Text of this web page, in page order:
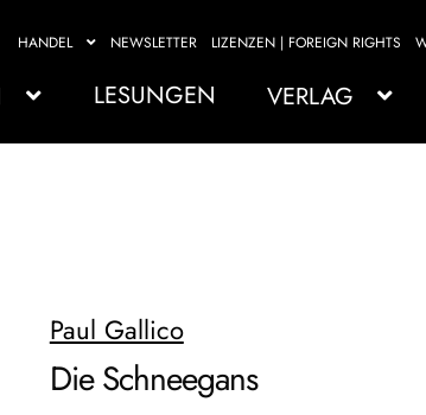
HANDEL NEWSLETTER LIZENZEN | FOREIGN RIGHTS
LESUNGEN VERLAG
Paul Gallico
Die Schneegans